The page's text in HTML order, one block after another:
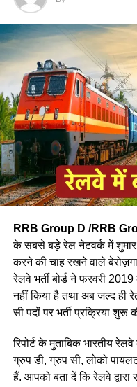
RRB Group D /RRB
के सबसे बड़े रेल नेटवर्क में शुमार
करने की चाह रखने वाले
रेलवे भर्ती बोर्ड ने फरवरी 2019
नहीं किया है तथा अब जल्द ही
सी पदों पर भर्ती प्रक्रिया शुरू
रिपोर्ट के मुताबिक भारतीय
ग्रुप डी, ग्रुप सी, लोको
हैं. आपको बता दें कि रेलवे